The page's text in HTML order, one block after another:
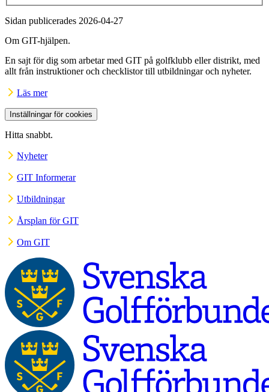
Sidan publicerades 2026-04-27
Om GIT-hjälpen.
En sajt för dig som arbetar med GIT på golfklubb eller distrikt, med
allt från instruktioner och checklistor till utbildningar och nyheter.
Läs mer
Inställningar för cookies
Hitta snabbt.
Nyheter
GIT Informerar
Utbildningar
Årsplan för GIT
Om GIT